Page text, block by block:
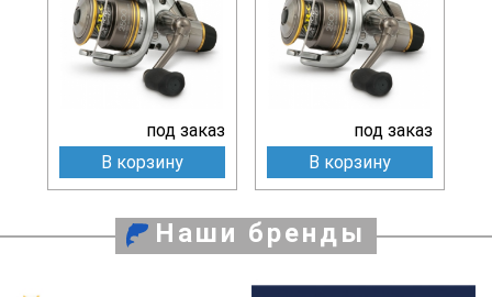
под заказ
В корзину
под заказ
В корзину
Наши бренды